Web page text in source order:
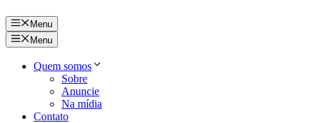
Menu
Menu
Quem somos
Sobre
Anuncie
Na mídia
Contato